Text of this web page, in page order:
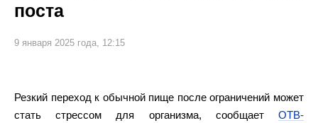
поста
9 января 2025 года, 12:15
Резкий переход к обычной пище после ограничений может
стать стрессом для организма, сообщает ОТВ-